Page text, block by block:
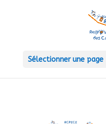
Sélectionner une page